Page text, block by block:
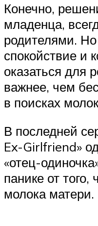
Конечно,
младенца,
родителями.
спокойствие и
оказаться для
важнее, чем
в поисках
В последней
Ex-Girlfriend»
«отец-
панике от
молока матери.